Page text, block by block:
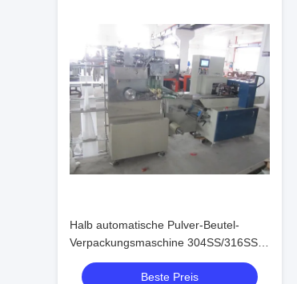
Halb automatische Pulver-Beutel-
Verpackungsmaschine 304SS/316SS
für pharmazeutisches
Beste Preis